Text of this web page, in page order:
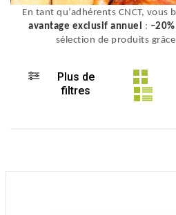
En tant qu’adhérents CNCT, vous
avantage exclusif annuel
:
sélection de produits
Plus de
filtres